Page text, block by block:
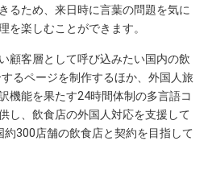
るため、来日時に言葉の問題を気に
を楽しむことができます。
顧客層として呼び込みたい国内の飲
るページを制作するほか、外国人旅
機能を果たす24時間体制の多言語コ
し、飲食店の外国人対応を支援して
約300店舗の飲食店と契約を目指して